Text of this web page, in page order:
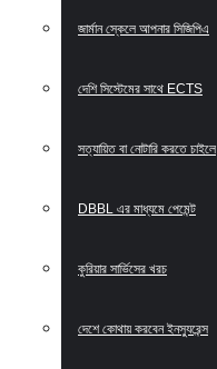
জার্মান স্কেলে আপনার সিজিপিএ
দেশি সিস্টেমের সাথে ECTS
সত্যায়িত বা নোটারি করতে চাইলে
DBBL এর মাধ্যমে পেমেন্ট
কুরিয়ার সার্ভিসের খরচ
দেশে কোথায় করবেন ইনস্যুরেন্স